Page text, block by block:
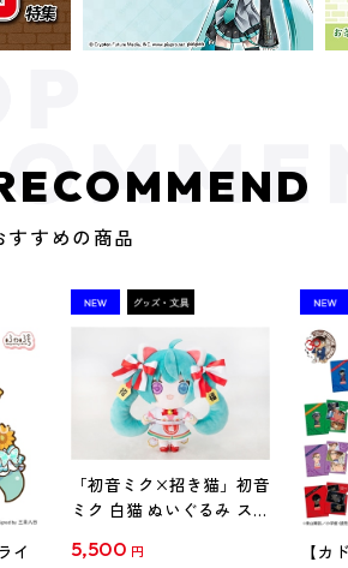
すすめの商品
イ
「初音ミク×招き猫」初音
ミク 白猫 ぬいぐるみ スタ
5,500 円
【カ